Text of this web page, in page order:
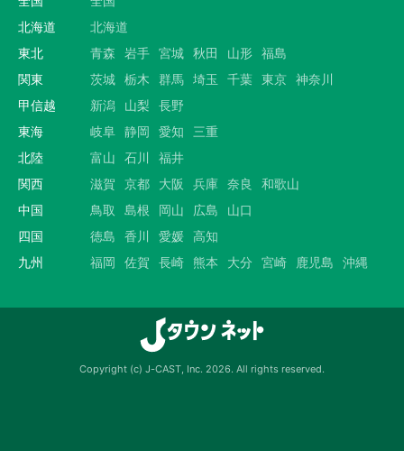
北海道
北海道
東北
青森 岩手 宮城 秋田 山形 福島
関東
茨城 栃木 群馬 埼玉 千葉 東京 神奈川
甲信越
新潟 山梨
長野
東海
岐阜 静岡 愛知
三重
北陸
富山 石川
福井
関西
滋賀 京都 大阪 兵庫 奈良
和歌山
中国
鳥取 島根 岡山 広島
山口
四国
徳島 香川 愛媛 高知
九州
福岡 佐賀 長崎 熊本 大分 宮崎 鹿児島 沖縄
Copyright (c) J-CAST, Inc. 2026. All rights reserved.